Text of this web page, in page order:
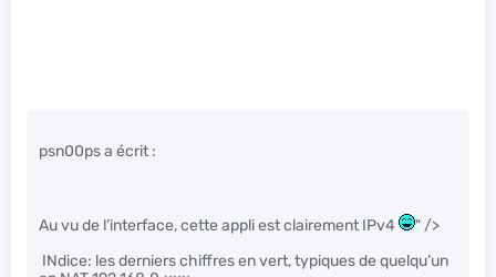
psn00ps a écrit :
Au vu de l’interface, cette appli est clairement IPv4
" />
INdice: les derniers chiffres en vert, typiques de quelqu’un